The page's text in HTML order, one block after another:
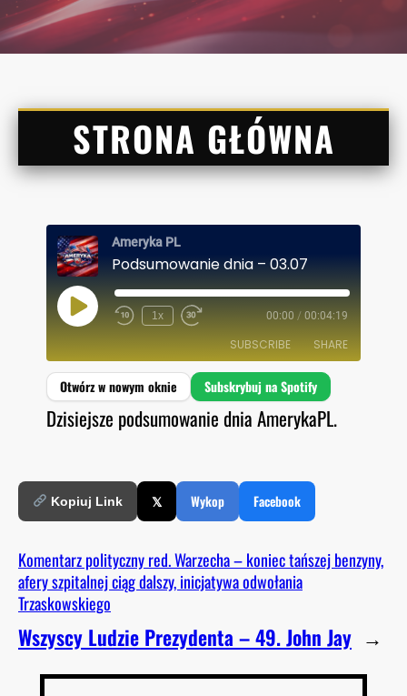
STRONA GŁÓWNA
Ameryka PL
Podsumowanie dnia – 03.07
P
L
P
I
O
1x 00:00 / 00:04:19
SUBSCRIBE SHARE
Spotify
RSS FEED
SHARE
Dzisiejsze podsumowanie dnia AmerykaPL.
Kopiuj Link 𝕏 Wykop Facebook
Komentarz polityczny red. Warzecha – koniec tańszej benzyny,
afery szpitalnej ciąg dalszy, inicjatywa odwołania
Trzaskowskiego
Wszyscy Ludzie Prezydenta – 49. John Jay →